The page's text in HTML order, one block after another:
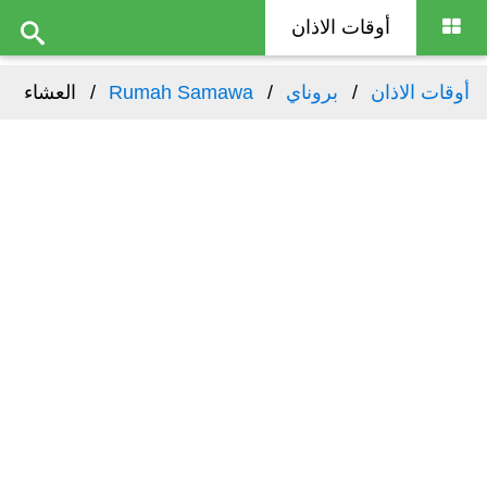
أوقات الاذان
أوقات الاذان بروناي Rumah Samawa العشاء